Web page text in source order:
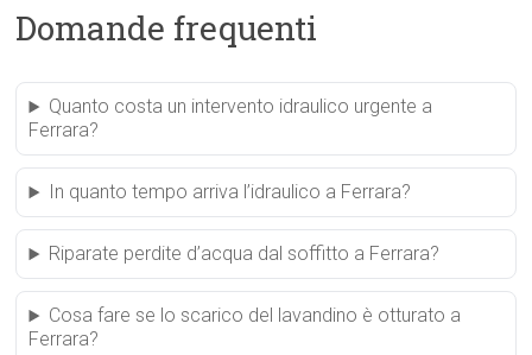
Domande frequenti
Quanto costa un intervento idraulico urgente a
Ferrara?
In quanto tempo arriva l’idraulico a Ferrara?
Riparate perdite d’acqua dal soffitto a Ferrara?
Cosa fare se lo scarico del lavandino è otturato a
Ferrara?